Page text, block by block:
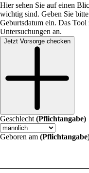
Hier sehen Sie auf einen
wichtig sind. Geben Sie
Geburtsdatum ein. Das
Untersuchungen an.
Jetzt Vorsorge checken
Geschlecht (Pflichtangabe)
Geboren am